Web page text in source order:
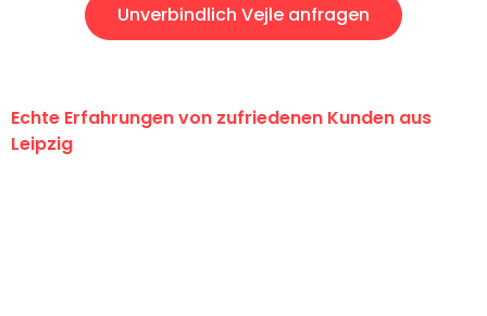
Unverbindlich Vejle anfragen
Echte Erfahrungen von zufriedenen Kunden aus
Leipzig